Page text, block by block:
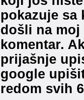
pokazuje
došli na
komentar.
prijašnje
google
redom svih